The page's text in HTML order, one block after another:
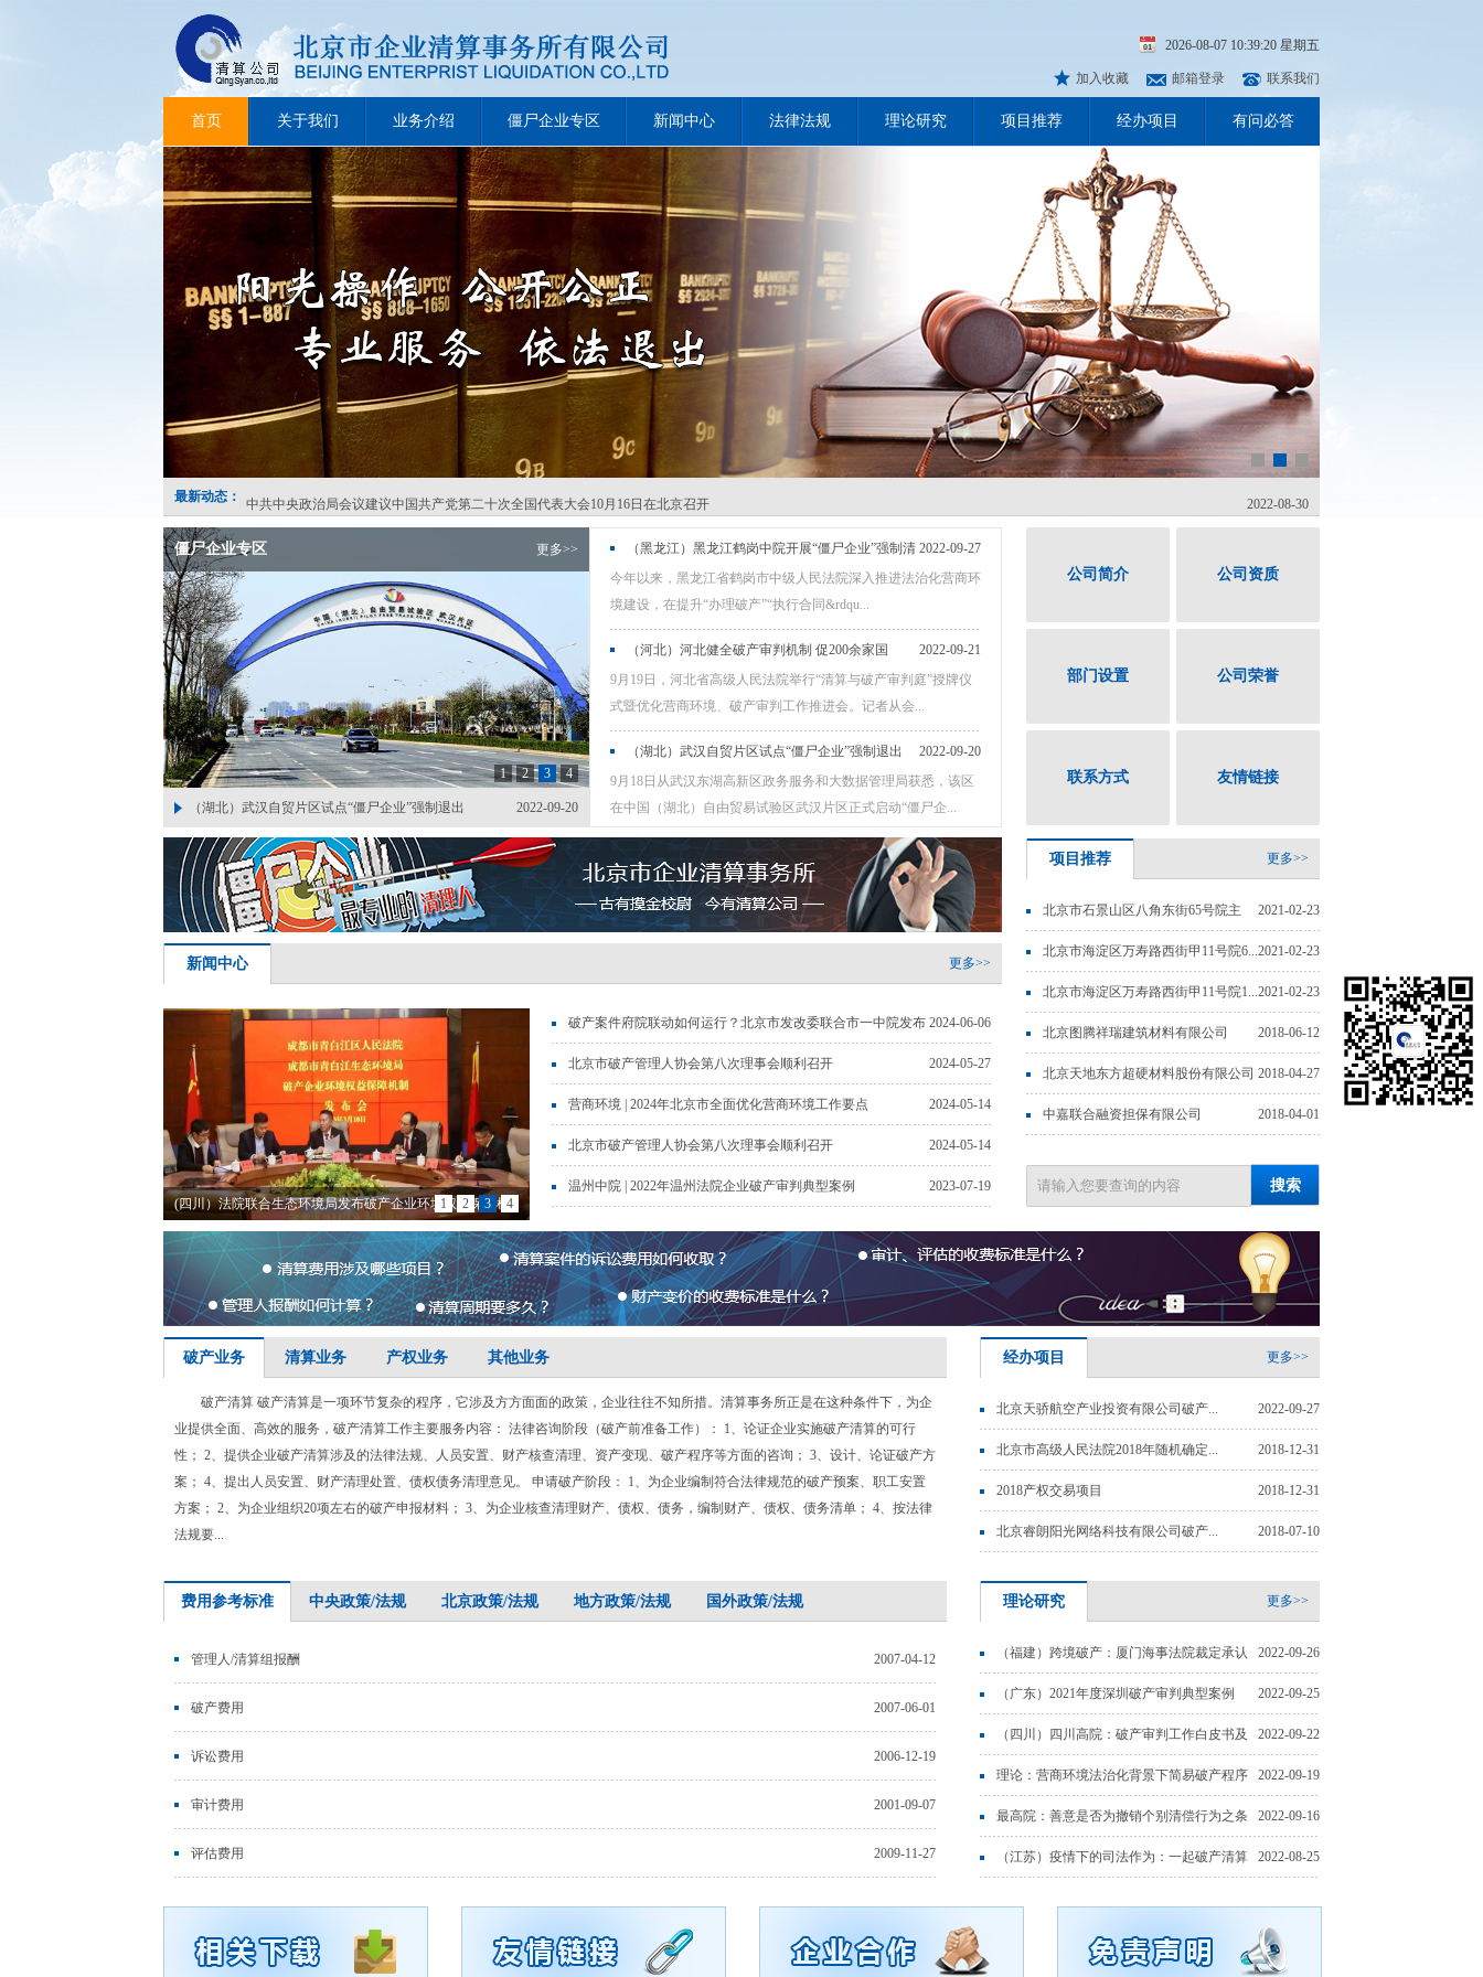
2026-08-07 10:39:21 星期五
加入收藏 邮箱登录 联系我们
首页 关于我们 业务介绍 僵尸企业专区 新闻中心 法律法规 理论研究 项目推荐 经办项目 有问必答
最新动态：
（云南）昆明法院房地产破产案件
（湖北）武汉破产法庭揭牌
2022-09-26
优化营商环境：北京首例适用中小微企业快速重整程序案件裁定批准重整计划
2022-09-15
天津市高级人民法院 国家税务总局天津市税务局关于优化企业破产程序中涉税事项办理的实施意见
2022-09-15
国务院办公厅：关于进一步优化营商环境降低市场主体制度性交易成本的意见
2022-08-30
中共中央政治局会议建议中国共产党第二十次全国代表大会10月16日在北京召开
2022-09-29
（湖北）武汉破产法庭揭牌
优化营商环境：北京首例适用中小微企业快速重整程序案件裁定批准重整计划
天津市高级人民法院 国家税务总局天津市税务局关于优化企业破产程序中涉税事项办理的实施意见
2022-09-15
国务院办公厅：关于进一步优化营商环境降低市场主体制度性交易成本的意见
2022-08-30
中共中央政治局会议建议中国共产党第二十次全国代表大会10月16日在北京召开
更多>>
僵尸企业专区
2022-09-27
（黑龙江）黑龙江鹤岗中院开展“僵尸企业”强制清退工
作
2022-09-21
（河北）河北健全破产审判机制 促200余家国有“僵尸企
业”退市
2022-09-20
（湖北）武汉自贸片区试点“僵尸企业”强制退出
2022-08-26
（宁夏）24户“僵尸企业”全部出清 宁夏国资监管企业三
年行动成...
1 2 3 4
2022-09-27
（黑龙江）黑龙江鹤岗中院开展“僵尸企业”强制清
退工作
今年以来，黑龙江省鹤岗市中级人民法院深入推进法治化营商环
境建设，在提升“办理破产”“执行合同&rdqu...
2022-09-21
（河北）河北健全破产审判机制 促200余家国
有“僵尸企业”退市
9月19日，河北省高级人民法院举行“清算与破产审判庭”授牌仪
式暨优化营商环境、破产审判工作推进会。记者从会...
2022-09-20
（湖北）武汉自贸片区试点“僵尸企业”强制退出
9月18日从武汉东湖高新区政务服务和大数据管理局获悉，该区
在中国（湖北）自由贸易试验区武汉片区正式启动“僵尸企...
更多>>
新闻中心
(北京）北京市破产管理人协会与中信证券召开调研座谈会
（北京）破产管理人协会举办新单位会员入会暨首期培训活
动
(四川）法院联合生态环境局发布破产企业环境权益保障机
制
(北京）第一届北京市破产管理人协会理事会召开第六次会
议
1 2 3 4
2024-06-06
破产案件府院联动如何运行？北京市发改委联合市一中院发布
典型案例及典型机制 2024-05-27
北京市破产管理人协会第八次理事会顺利召开
2024-05-14
营商环境 | 2024年北京市全面优化营商环境工作要点
2024-05-14
北京市破产管理人协会第八次理事会顺利召开
2023-07-19
温州中院 | 2022年温州法院企业破产审判典型案例
公司简介 公司资质
部门设置 公司荣誉
联系方式 友情链接
更多>>
项目推荐
2021-02-23
北京市石景山区八角东街65号院主
楼... 2021-02-23
北京市海淀区万寿路西街甲11号院6...
2021-02-23
北京市海淀区万寿路西街甲11号院1...
2018-06-12
北京图腾祥瑞建筑材料有限公司
2018-04-27
北京天地东方超硬材料股份有限公司
2018-04-01
中嘉联合融资担保有限公司
破产业务 清算业务 产权业务 其他业务
破产清算 破产清算是一项环节复杂的程序，它涉及方方面面的政策，企业往往不知所措。清算事务所正是在这种条件下，为企
业提供全面、高效的服务，破产清算工作主要服务内容： 法律咨询阶段（破产前准备工作）： 1、论证企业实施破产清算的可行
性； 2、提供企业破产清算涉及的法律法规、人员安置、财产核查清理、资产变现、破产程序等方面的咨询； 3、设计、论证破产方
案； 4、提出人员安置、财产清理处置、债权债务清理意见。 申请破产阶段： 1、为企业编制符合法律规范的破产预案、职工安置
方案； 2、为企业组织20项左右的破产申报材料； 3、为企业核查清理财产、债权、债务，编制财产、债权、债务清单； 4、按法律
法规要...
更多>>
经办项目
2022-09-27
北京天骄航空产业投资有限公司破产...
2018-12-31
北京市高级人民法院2018年随机确定...
2018-12-31
2018产权交易项目
2018-07-10
北京睿朗阳光网络科技有限公司破产...
费用参考标准 中央政策/法规 北京政策/法规 地方政策/法规 国外政策/法规
2007-04-12
管理人/清算组报酬
2007-06-01
破产费用
2006-12-19
诉讼费用
2001-09-07
审计费用
2009-11-27
评估费用
更多>>
理论研究
2022-09-26
（福建）跨境破产：厦门海事法院裁定承认
新加坡两公司管理人的... 2022-09-25
（广东）2021年度深圳破产审判典型案例
2022-09-22
（四川）四川高院：破产审判工作白皮书及
十大典型案例（2017-20... 2022-09-19
理论：营商环境法治化背景下简易破产程序
的构建研究 2022-09-16
最高院：善意是否为撤销个别清偿行为之条
件？ 2022-08-25
（江苏）疫情下的司法作为：一起破产清算